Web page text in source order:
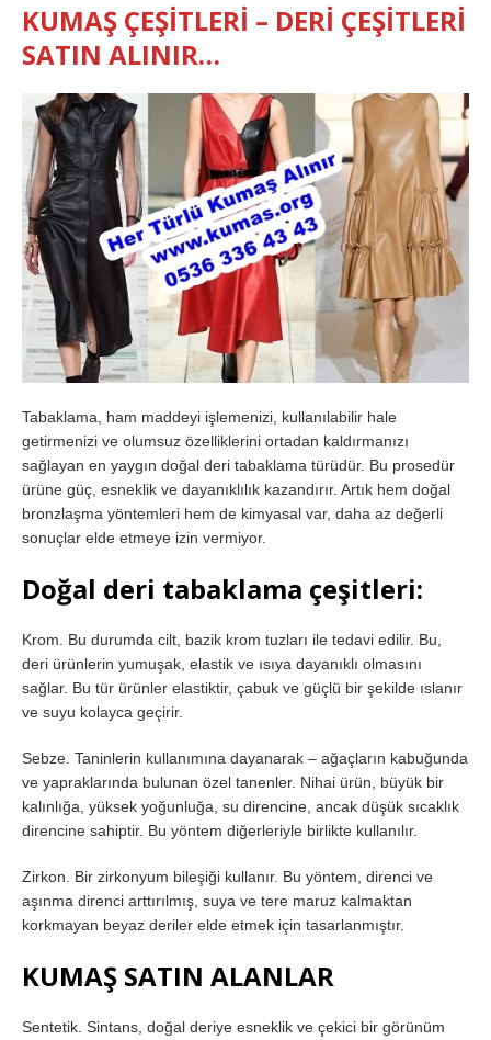
KUMAŞ ÇEŞİTLERİ – DERİ ÇEŞİTLERİ
SATIN ALINIR…
Tabaklama, ham maddeyi işlemenizi, kullanılabilir hale
getirmenizi ve olumsuz özelliklerini ortadan kaldırmanızı
sağlayan en yaygın doğal deri tabaklama türüdür. Bu prosedür
ürüne güç, esneklik ve dayanıklılık kazandırır. Artık hem doğal
bronzlaşma yöntemleri hem de kimyasal var, daha az değerli
sonuçlar elde etmeye izin vermiyor.
Doğal deri tabaklama çeşitleri:
Krom. Bu durumda cilt, bazik krom tuzları ile tedavi edilir. Bu,
deri ürünlerin yumuşak, elastik ve ısıya dayanıklı olmasını
sağlar. Bu tür ürünler elastiktir, çabuk ve güçlü bir şekilde ıslanır
ve suyu kolayca geçirir.
Sebze. Taninlerin kullanımına dayanarak – ağaçların kabuğunda
ve yapraklarında bulunan özel tanenler. Nihai ürün, büyük bir
kalınlığa, yüksek yoğunluğa, su direncine, ancak düşük sıcaklık
direncine sahiptir. Bu yöntem diğerleriyle birlikte kullanılır.
Zirkon. Bir zirkonyum bileşiği kullanır. Bu yöntem, direnci ve
aşınma direnci arttırılmış, suya ve tere maruz kalmaktan
korkmayan beyaz deriler elde etmek için tasarlanmıştır.
KUMAŞ SATIN ALANLAR
Sentetik. Sintans, doğal deriye esneklik ve çekici bir görünüm